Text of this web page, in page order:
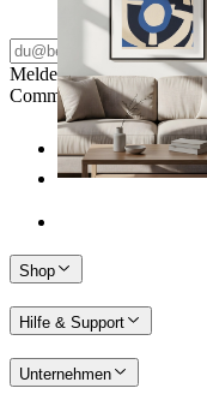
Melde dich für unseren
Community
Shop
Hilfe & Support
Unternehmen